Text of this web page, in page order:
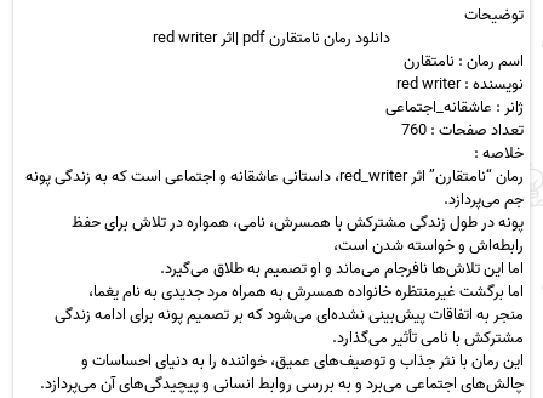
writer
توضیحات
دانلود رمان نامتقارن pdf |اثر red writer
اسم رمان : نامتقارن
نویسنده : red writer
ژانر : عاشقانه_اجتماعی
تعداد صفحات : 760
خلاصه :
رمان “نامتقارن” اثر red_writer، داستانی عاشقانه و اجتماعی است که به زندگی پونه
جم می‌پردازد.
پونه در طول زندگی مشترکش با همسرش، نامی، همواره در تلاش برای حفظ
رابطه‌اش و خواسته شدن است،
اما این تلاش‌ها نافرجام می‌ماند و او تصمیم به طلاق می‌گیرد.
اما برگشت غیرمنتظره خانواده همسرش به همراه مرد جدیدی به نام یغما،
منجر به اتفاقات پیش‌بینی نشده‌ای می‌شود که بر تصمیم پونه برای ادامه زندگی
مشترکش با نامی تأثیر می‌گذارد.
این رمان با نثر جذاب و توصیف‌های عمیق، خواننده را به دنیای احساسات و
چالش‌های اجتماعی می‌برد و به بررسی روابط انسانی و پیچیدگی‌های آن می‌پردازد.